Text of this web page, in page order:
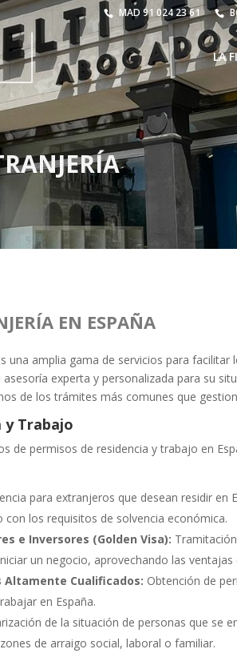
MAD 91 024 23 61
LA
EN ESPAÑA
una amplia gama de servicios para
experta y personalizada para su
de los trámites más comunes que
y Trabajo
de permisos de residencia y trabajo en
para extranjeros que desean residir en
con los requisitos de solvencia económica.
e Inversores (Golden Visa):
un negocio, aprovechando las
Altamente Cualificados: Obtención de
en España.
de la situación de personas que se
de arraigo social, laboral o familiar.